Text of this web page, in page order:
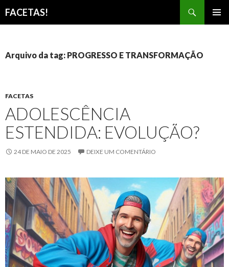
FACETAS!
CONTEÚDO
Arquivo da tag: PROGRESSO E TRANSFORMAÇÃO
FACETAS
ADOLESCÊNCIA
ESTENDIDA: EVOLUÇÃO?
24 DE MAIO DE 2025 DEIXE UM COMENTÁRIO